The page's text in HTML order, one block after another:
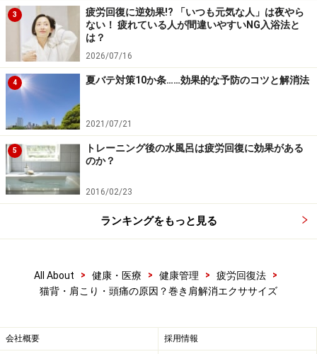
例えば左側の輪だけ内側に向いてしまったら、左巻き肩の可
能性があります
2． この輪が正面向きに近いほど理想的なのですが、
斜めを向いてしまい鏡にキレイな輪が映っていない場合
は「巻き肩」の可能性が高いです。
いう人にオススメな方法 ⇒ 両手を下げた際に手
3
疲労回復に逆効果!? 「いつも元気な人」は夜やら
ない！ 疲れている人が間違いやすいNG入浴法と
は？
2026/07/16
4 夏バテ対策10か条……効果的な予防のコツと解消法
2021/07/21
5
トレーニング後の水風呂は疲労回復に効果がある
のか？
2016/02/23
ランキングをもっと見る
All About > 健康・医療 > 健康管理 > 疲労回復法
>
猫背・肩こり・頭痛の原因？巻き肩解消エクササイズ
会社概要 採用情報